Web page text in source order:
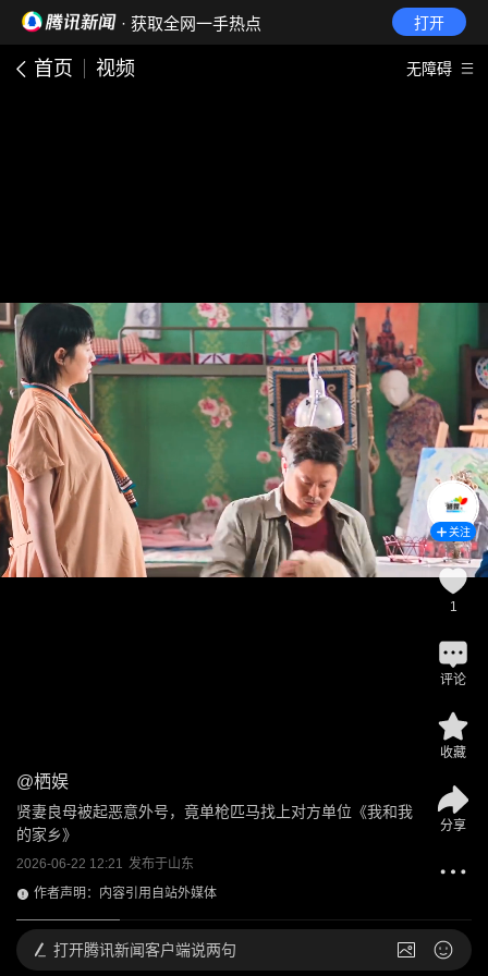
· 获取全网一手热点 打开
首页 视频 无障碍
@栖娱
贤妻良母被起恶意外号，竟单枪匹马找上对方单位《我和我
的家乡》
2026-06-22 12:21 发布于山东
作者声明：内容引用自站外媒体
关注
1
评论
收藏
分享
打开腾讯新闻客户端说两句